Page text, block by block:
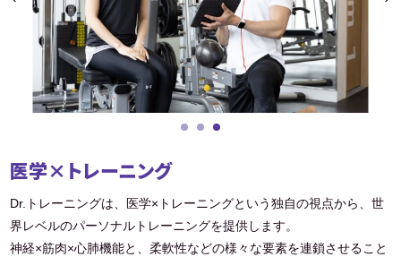
医学×トレーニング
Dr.トレーニングは、医学×トレーニングという独自の視点から、世
界レベルのパーソナルトレーニングを提供します。
神経×筋肉×心肺機能と、柔軟性などの様々な要素を連鎖させること